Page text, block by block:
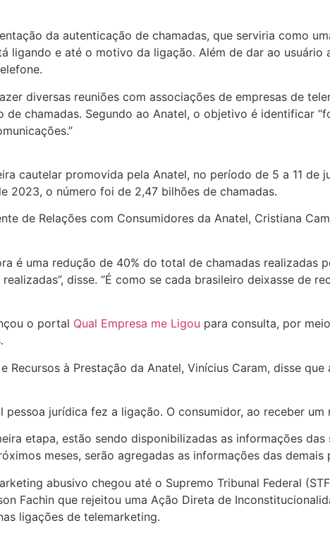
da autenticação de chamadas, que serviria como
ligando e até o motivo da ligação. Além de dar ao
diversas reuniões com associações de empresas de
chamadas. Segundo ao Anatel, o objetivo é identificar
cautelar promovida pela Anatel, no período de 5 a 11
2023, o número foi de 2,47 bilhões de chamadas.
de Relações com Consumidores da Anatel, Cristiana
é uma redução de 40% do total de chamadas
disse. “É como se cada brasileiro deixasse de
o portal Qual Empresa me Ligou para consulta, por
Recursos à Prestação da Anatel, Vinícius Caram, disse
pessoa jurídica fez a ligação. O consumidor, ao receber
etapa, estão sendo disponibilizadas as informações
meses, serão agregadas as informações das demais
abusivo chegou até o Supremo Tribunal Federal
Fachin que rejeitou uma Ação Direta de
ligações de telemarketing.